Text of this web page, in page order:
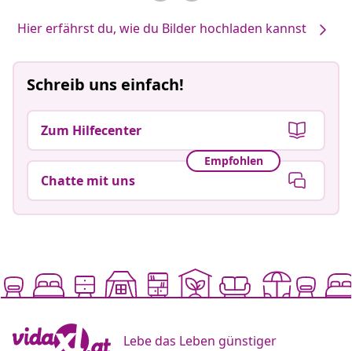
Hier erfährst du, wie du Bilder hochladen kannst
Schreib uns einfach!
Zum Hilfecenter
Empfohlen
Chatte mit uns
Lebe das Leben günstiger